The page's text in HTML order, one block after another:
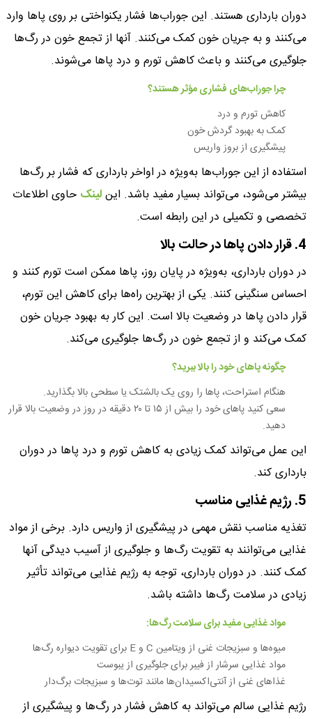
دوران بارداری هستند. این جوراب‌ها فشار یکنواختی بر روی پاها وارد
می‌کنند و به جریان خون کمک می‌کنند. آنها از تجمع خون در رگ‌ها
جلوگیری می‌کنند و باعث کاهش تورم و درد پاها می‌شوند.
چرا جوراب‌های فشاری مؤثر هستند؟
کاهش تورم و درد
کمک به بهبود گردش خون
پیشگیری از بروز واریس
استفاده از این جوراب‌ها به‌ویژه در اواخر بارداری که فشار بر رگ‌ها
بیشتر می‌شود، می‌تواند بسیار مفید باشد. اینلینک حاوی اطلاعات
تخصصی و تکمیلی در این رابطه است.
4. قرار دادن پاها در حالت بالا
در دوران بارداری، به‌ویژه در پایان روز، پاها ممکن است تورم کنند و
احساس سنگینی کنند. یکی از بهترین راه‌ها برای کاهش این تورم،
قرار دادن پاها در وضعیت بالا است. این کار به بهبود جریان خون
کمک می‌کند و از تجمع خون در رگ‌ها جلوگیری می‌کند.
چگونه پاهای خود را بالا ببرید؟
هنگام استراحت، پاها را روی یک بالشتک یا سطحی بالا بگذارید.
سعی کنید پاهای خود را بیش از ۱۵ تا ۲۰ دقیقه در روز در وضعیت بالا قرار
دهید.
این عمل می‌تواند کمک زیادی به کاهش تورم و درد پاها در دوران
بارداری کند.
5. رژیم غذایی مناسب
تغذیه مناسب نقش مهمی در پیشگیری از واریس دارد. برخی از مواد
غذایی می‌توانند به تقویت رگ‌ها و جلوگیری از آسیب دیدگی آنها
کمک کنند. در دوران بارداری، توجه به رژیم غذایی می‌تواند تأثیر
زیادی در سلامت رگ‌ها داشته باشد.
مواد غذایی مفید برای سلامت رگ‌ها:
میوه‌ها و سبزیجات غنی از ویتامین C و E برای تقویت دیواره رگ‌ها
مواد غذایی سرشار از فیبر برای جلوگیری از یبوست
غذاهای غنی از آنتی‌اکسیدان‌ها مانند توت‌ها و سبزیجات برگ‌دار
رژیم غذایی سالم می‌تواند به کاهش فشار در رگ‌ها و پیشگیری از